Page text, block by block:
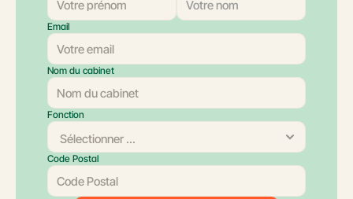
Email
Nom du cabinet
Fonction
Code Postal